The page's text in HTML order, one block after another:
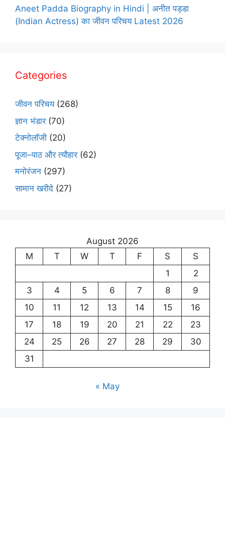
Aneet Padda Biography in Hindi | अनीत पड्डा
(Indian Actress) का जीवन परिचय Latest 2026
Categories
जीवन परिचय(268)
ज्ञान भंडार(70)
टेक्नोलॉजी (20)
पूजा–पाठ और त्यौहार(62)
मनोरंजन (297)
सामान खरीदे (27)
August 2026
M
T W T F S
S
1
2
3
4 5 6 7 8
9
10
11 12 13 14 15
16
17
18 19 20 21 22
23
24
25 26 27 28 29
30
31
« May